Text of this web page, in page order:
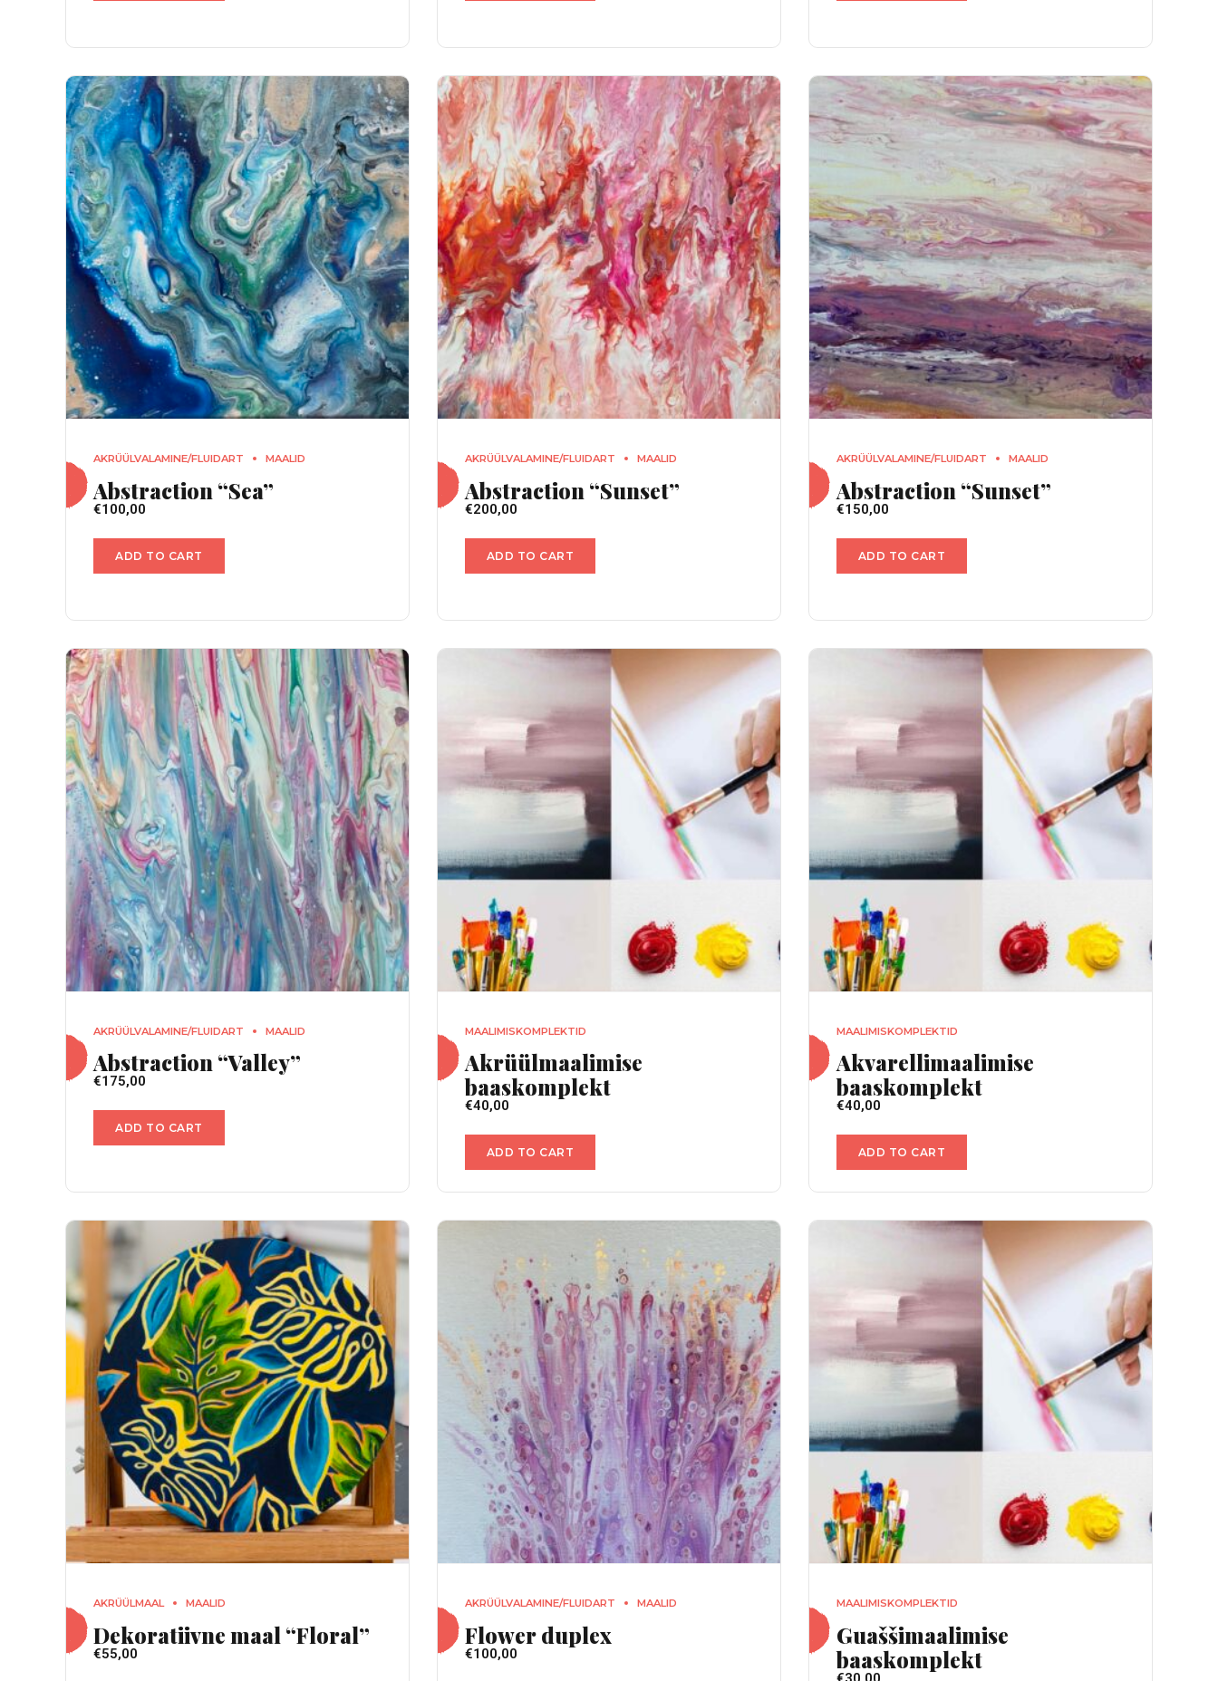
AKRÜÜLVALAMINE/FLUIDART MAALID
Abstraction “Sea”
€100,00
ADD TO CART
AKRÜÜLVALAMINE/FLUIDART MAALID
Abstraction “Sunset”
€200,00
ADD TO CART
AKRÜÜLVALAMINE/FLUIDART MAALID
Abstraction “Sunset”
€150,00
ADD TO CART
AKRÜÜLVALAMINE/FLUIDART MAALID
Abstraction “Valley”
€175,00
ADD TO CART
MAALIMISKOMPLEKTID
Akrüülmaalimise
baaskomplekt
€40,00
ADD TO CART
MAALIMISKOMPLEKTID
Akvarellimaalimise
baaskomplekt
€40,00
ADD TO CART
AKRÜÜLMAAL MAALID
Dekoratiivne maal “Floral”
€55,00
AKRÜÜLVALAMINE/FLUIDART MAALID
Flower duplex
€100,00
MAALIMISKOMPLEKTID
Guaššimaalimise
baaskomplekt